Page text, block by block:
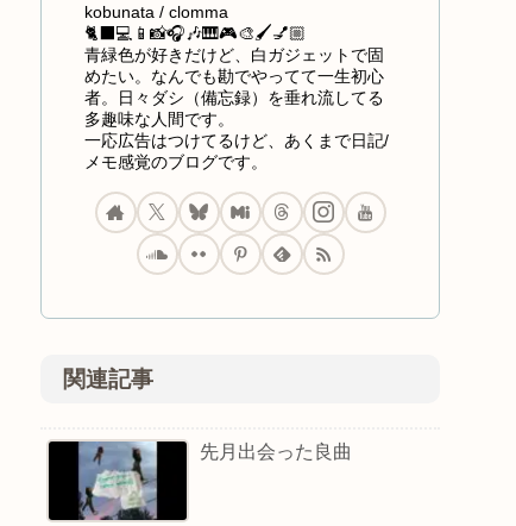
kobunata / clomma
🐈‍⬛💻📱📸🎧🎶🎹🎮🎨🖌️💅🏼
青緑色が好きだけど、白ガジェットで固
めたい。なんでも勘でやってて一生初心
者。日々ダシ（備忘録）を垂れ流してる
多趣味な人間です。
一応広告はつけてるけど、あくまで日記/
メモ感覚のブログです。
関連記事
先月出会った良曲